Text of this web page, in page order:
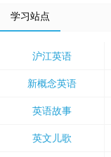
学习站点
沪江英语
新概念英语
英语故事
英文儿歌